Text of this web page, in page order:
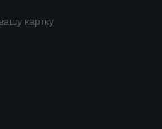
картку